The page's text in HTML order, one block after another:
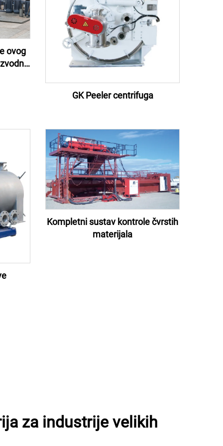
ovog
GK Peeler centrifuga
Kompletni sustav kontrole čvrstih
materijala
za industrije velikih